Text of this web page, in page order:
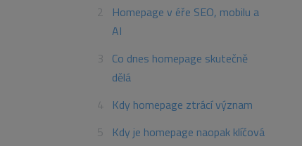
Homepage v éře SEO, mobilu a
AI
Co dnes homepage skutečně
dělá
Kdy homepage ztrácí význam
Kdy je homepage naopak klíčová